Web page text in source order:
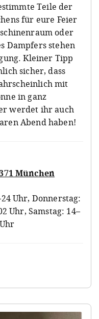
Teile der
für eure Feier
oder
Dampfers stehen
Kleiner Tipp
sicher, dass
mit
in ganz
werdet ihr auch
Abend haben!
München
Uhr, Donnerstag:
Uhr, Samstag: 14–